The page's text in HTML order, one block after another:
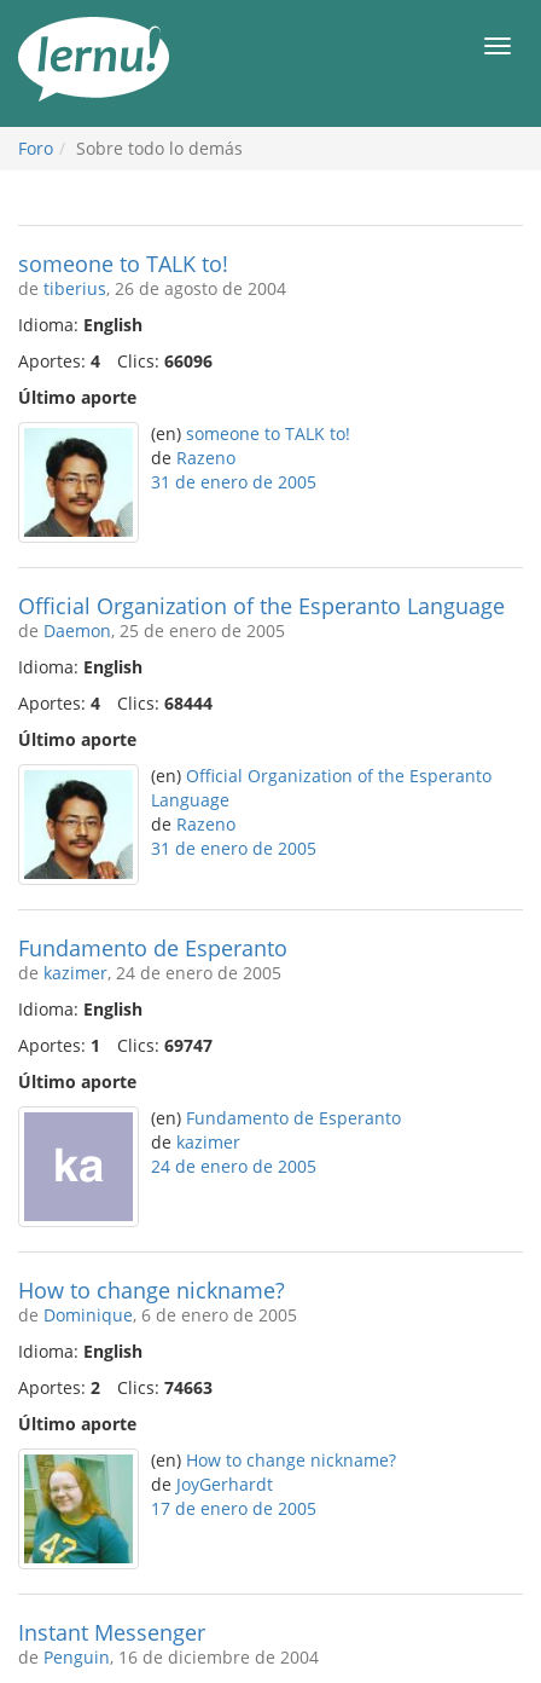
Foro Sobre todo lo demás
someone to TALK to!
de tiberius, 26 de agosto de 2004
Idioma: English
Aportes: 4 Clics: 66096
Último aporte
(en) someone to TALK to!
de Razeno
31 de enero de 2005
Official Organization of the Esperanto Language
de Daemon, 25 de enero de 2005
Idioma: English
Aportes: 4 Clics: 68444
Último aporte
(en) Official Organization of the Esperanto
Language
de Razeno
31 de enero de 2005
Fundamento de Esperanto
de kazimer, 24 de enero de 2005
Idioma: English
Aportes: 1 Clics: 69747
Último aporte
(en) Fundamento de Esperanto
de kazimer
24 de enero de 2005
How to change nickname?
de Dominique, 6 de enero de 2005
Idioma: English
Aportes: 2 Clics: 74663
Último aporte
(en) How to change nickname?
de JoyGerhardt
17 de enero de 2005
Instant Messenger
de Penguin, 16 de diciembre de 2004